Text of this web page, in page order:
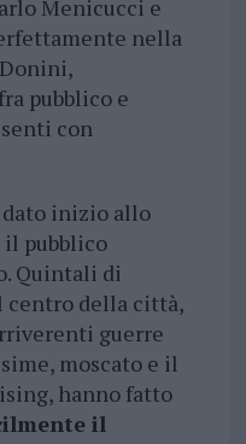
Menicucci e
nella
pubblico e
con
dato inizio allo
pubblico
Quintali di
centro della città,
guerre
moscato e il
hanno fatto
il